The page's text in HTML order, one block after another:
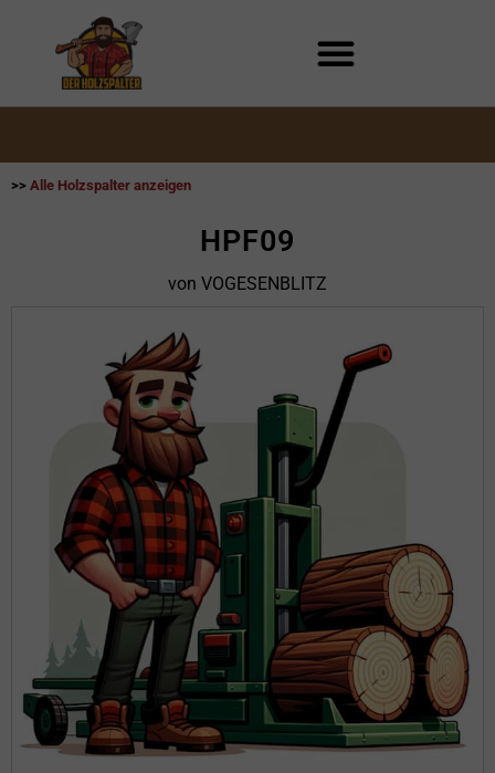
>> Alle Holzspalter anzeigen
HPF09
von VOGESENBLITZ